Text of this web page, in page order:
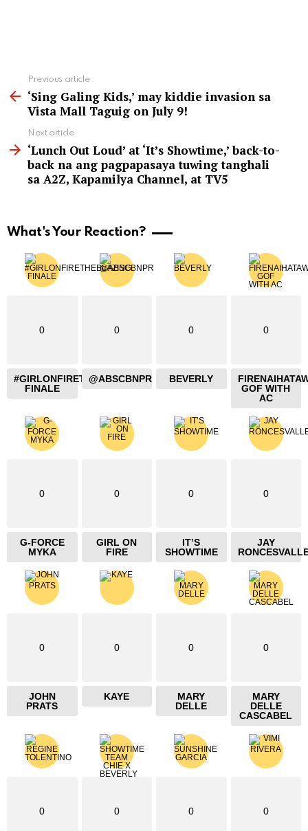
more
Previous article
‘Sing Galing Kids,’ may kiddie invasion sa
Vista Mall Taguig on July 9!
Next article
‘Lunch Out Loud’ at ‘It’s Showtime,’ back-to-
back na ang pagpapasaya tuwing tanghali
sa A2Z, Kapamilya Channel, at TV5
What's Your Reaction?
0
#GIRLONFIRETHEBLAZING
FINALE
0
@ABSCBNPR
0
BEVERLY
0
GOF WITH
AC
0
G-FORCE
MYKA
0
GIRL ON
FIRE
0
IT’S
SHOWTIME
0
JAY
0
JOHN
PRATS
0
KAYE
0
MARY
DELLE
0
MARY
DELLE
CASCABEL
0 0 0 0